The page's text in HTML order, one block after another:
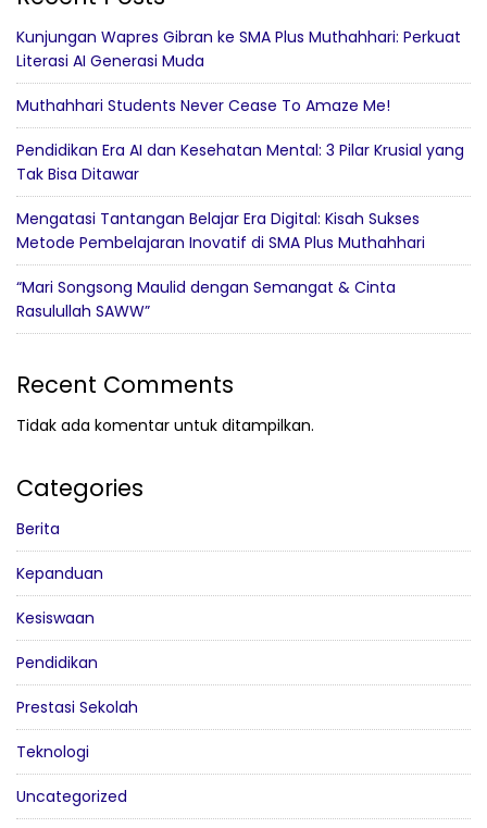
Kunjungan Wapres Gibran ke SMA Plus Muthahhari: Perkuat
Literasi AI Generasi Muda
Muthahhari Students Never Cease To Amaze Me!
Pendidikan Era AI dan Kesehatan Mental: 3 Pilar Krusial yang
Tak Bisa Ditawar
Mengatasi Tantangan Belajar Era Digital: Kisah Sukses
Metode Pembelajaran Inovatif di SMA Plus Muthahhari
“Mari Songsong Maulid dengan Semangat & Cinta
Rasulullah SAWW”
Recent Comments
Tidak ada komentar untuk ditampilkan.
Categories
Berita
Kepanduan
Kesiswaan
Pendidikan
Prestasi Sekolah
Teknologi
Uncategorized